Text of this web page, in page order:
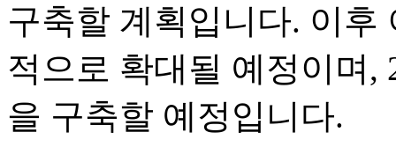
구축할 계획입니다. 이후
적으로 확대될 예정이며,
을 구축할 예정입니다.